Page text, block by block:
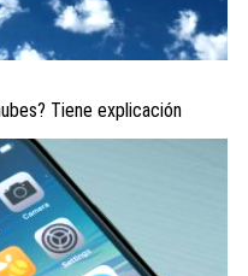
Tiene explicación